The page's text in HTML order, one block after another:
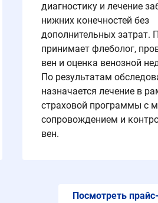
диагностику и лечение
нижних конечностей без
дополнительных затрат.
принимает флеболог,
вен и оценка венозной
По результатам
назначается лечение в
страховой программы с
сопровождением и
вен.
Посмотреть